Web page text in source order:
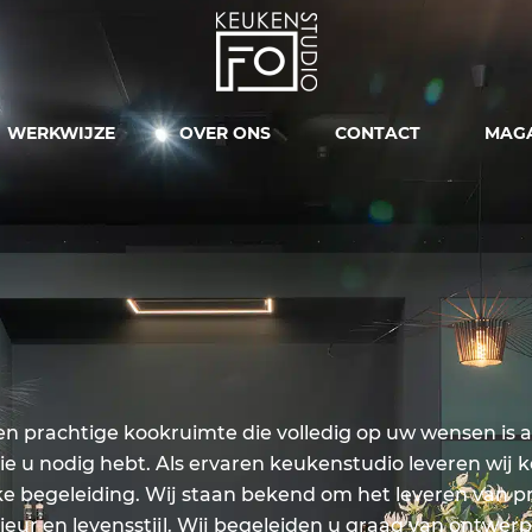
WERKWIJZE OVER ONS CONTACT
prachtige kookruimte die volledig op uw wensen is
u nodig hebt. Als ervaren keukenstudio leveren wij
begeleiding. Wij staan bekend om het leveren van
en levensstijl. Wij begeleiden u graag van